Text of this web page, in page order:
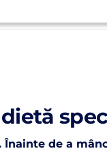
de a